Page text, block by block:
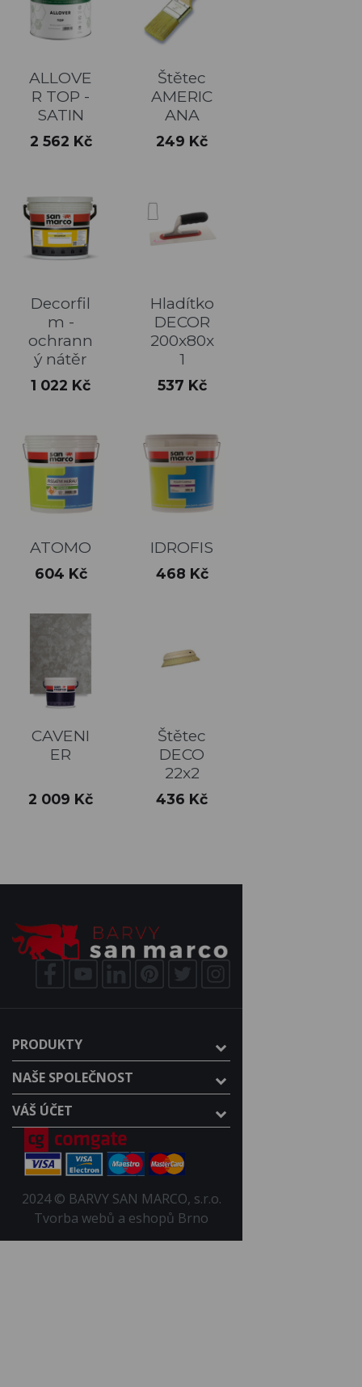
ALLOVE
R TOP -
SATIN
Cena
2 562 Kč
Štětec
AMERIC
ANA
Cena
249 Kč
Decorfil
m -
ochrann
ý nátěr
Cena
1 022 Kč
Hladítko
DECOR
200x80x
1
Cena
537 Kč
ATOMO
Cena
604 Kč
IDROFIS
Cena
468 Kč
CAVENI
ER
Cena
2 009 Kč
Štětec
DECO
22x2
Cena
436 Kč
PRODUKTY
NAŠE SPOLEČNOST
VÁŠ ÚČET
2024 © BARVY SAN MARCO, s.r.o.
Tvorba webů a eshopů Brno